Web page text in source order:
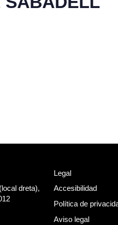
dreta),
Legal
Accesibilidad
Política de
Aviso legal